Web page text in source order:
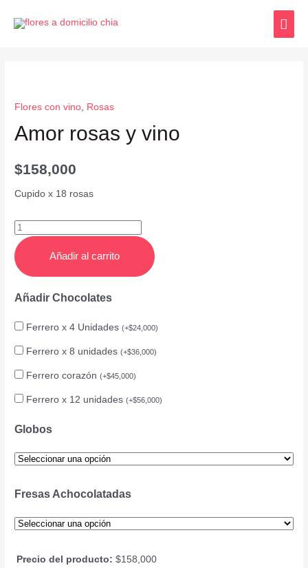
Flores con vino, Rosas
Amor rosas y vino
$158,000
Cupido x 18 rosas
Añadir al carrito
Añadir Chocolates
Ferrero x 4 Unidades(+$24,000)
Ferrero x 8 unidades(+$36,000)
Ferrero corazón(+$45,000)
Ferrero x 12 unidades(+$56,000)
Globos
Fresas Achocolatadas
Precio del producto: $158,000